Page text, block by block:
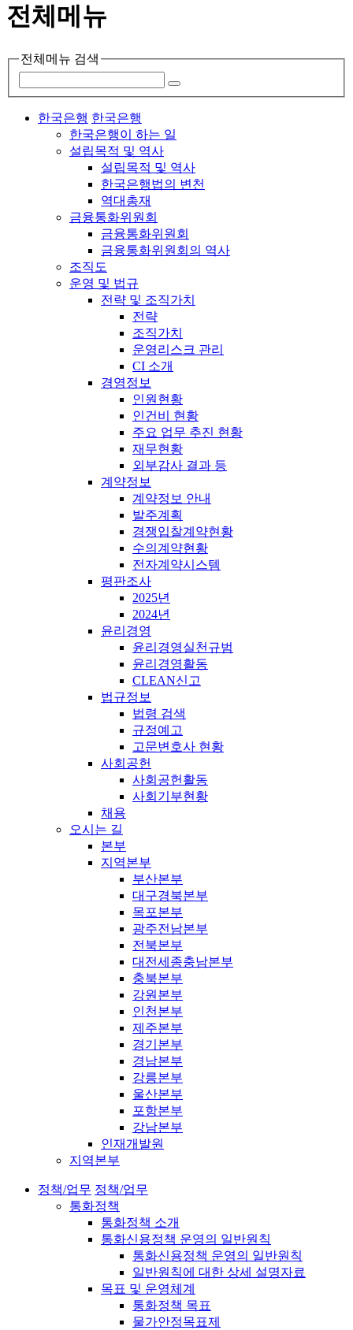
전체메뉴
전체메뉴 검색
한국은행 한국은행
한국은행이 하는 일
설립목적 및 역사
설립목적 및 역사
한국은행법의 변천
역대총재
금융통화위원회
금융통화위원회
금융통화위원회의 역사
조직도
운영 및 법규
전략 및 조직가치
전략
조직가치
운영리스크 관리
CI 소개
경영정보
인원현황
인건비 현황
주요 업무 추진 현황
재무현황
외부감사 결과 등
계약정보
계약정보 안내
발주계획
경쟁입찰계약현황
수의계약현황
전자계약시스템
평판조사
2025년
2024년
윤리경영
윤리경영실천규범
윤리경영활동
CLEAN신고
법규정보
법령 검색
규정예고
고문변호사 현황
사회공헌
사회공헌활동
사회기부현황
채용
오시는 길
본부
지역본부
부산본부
대구경북본부
목포본부
광주전남본부
전북본부
대전세종충남본부
충북본부
강원본부
인천본부
제주본부
경기본부
경남본부
강릉본부
울산본부
포항본부
강남본부
인재개발원
지역본부
정책/업무 정책/업무
통화정책
통화정책 소개
통화신용정책 운영의 일반원칙
통화신용정책 운영의 일반원칙
일반원칙에 대한 상세 설명자료
목표 및 운영체계
통화정책 목표
물가안정목표제